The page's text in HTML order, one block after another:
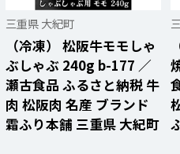
三重県 大紀町
（冷凍） 松阪牛モモしゃ
ぶしゃぶ 240g b-177 ／
瀬古食品 ふるさと納税 牛
肉 松阪肉 名産 ブランド
霜ふり本舗 三重県 大紀町